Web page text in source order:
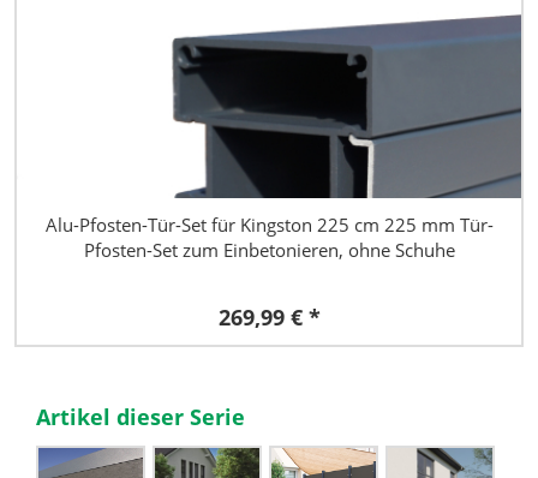
Alu-Pfosten-Tür-Set für Kingston 225 cm 225 mm Tür-
Pfosten-Set zum Einbetonieren, ohne Schuhe
269,99 € *
Artikel dieser Serie